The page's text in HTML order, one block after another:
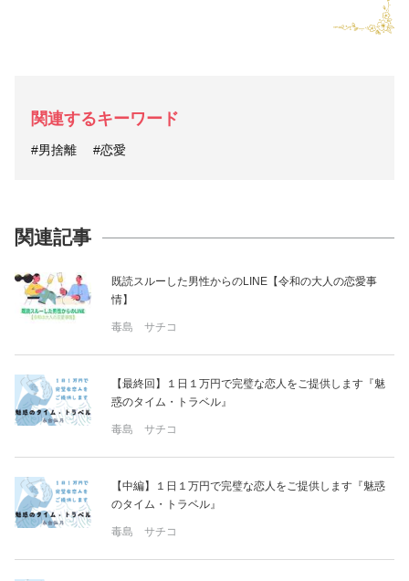
関連するキーワード
#男捨離 #恋愛
関連記事
既読スルーした男性からのLINE【令和の大人の恋愛事
情】
毒島 サチコ
【最終回】１日１万円で完璧な恋人をご提供します『魅
惑のタイム・トラベル』
毒島 サチコ
【中編】１日１万円で完璧な恋人をご提供します『魅惑
のタイム・トラベル』
毒島 サチコ